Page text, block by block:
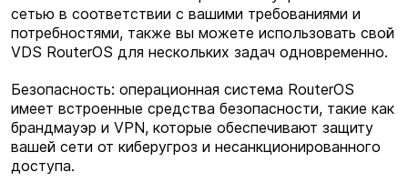
сетью в соответствии с вашими требованиями и
потребностями, также вы можете использовать свой
VDS RouterOS для нескольких задач одновременно.
Безопасность: операционная система RouterOS
имеет встроенные средства безопасности, такие как
брандмауэр и VPN, которые обеспечивают защиту
вашей сети от киберугроз и несанкционированного
доступа.